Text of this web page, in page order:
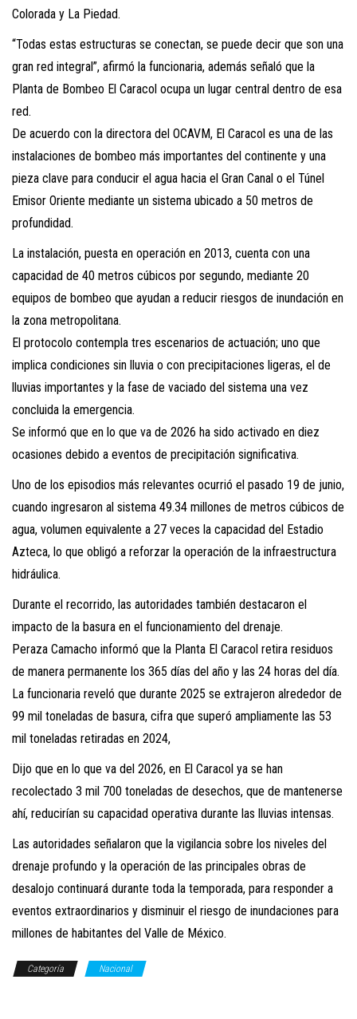
Colorada y La Piedad.
“Todas estas estructuras se conectan, se puede decir que son una
gran red integral”, afirmó la funcionaria, además señaló que la
Planta de Bombeo El Caracol ocupa un lugar central dentro de esa
red.
De acuerdo con la directora del OCAVM, El Caracol es una de las
instalaciones de bombeo más importantes del continente y una
pieza clave para conducir el agua hacia el Gran Canal o el Túnel
Emisor Oriente mediante un sistema ubicado a 50 metros de
profundidad.
La instalación, puesta en operación en 2013, cuenta con una
capacidad de 40 metros cúbicos por segundo, mediante 20
equipos de bombeo que ayudan a reducir riesgos de inundación en
la zona metropolitana.
El protocolo contempla tres escenarios de actuación; uno que
implica condiciones sin lluvia o con precipitaciones ligeras, el de
lluvias importantes y la fase de vaciado del sistema una vez
concluida la emergencia.
Se informó que en lo que va de 2026 ha sido activado en diez
ocasiones debido a eventos de precipitación significativa.
Uno de los episodios más relevantes ocurrió el pasado 19 de junio,
cuando ingresaron al sistema 49.34 millones de metros cúbicos de
agua, volumen equivalente a 27 veces la capacidad del Estadio
Azteca, lo que obligó a reforzar la operación de la infraestructura
hidráulica.
Durante el recorrido, las autoridades también destacaron el
impacto de la basura en el funcionamiento del drenaje.
Peraza Camacho informó que la Planta El Caracol retira residuos
de manera permanente los 365 días del año y las 24 horas del día.
La funcionaria reveló que durante 2025 se extrajeron alrededor de
99 mil toneladas de basura, cifra que superó ampliamente las 53
mil toneladas retiradas en 2024,
Dijo que en lo que va del 2026, en El Caracol ya se han
recolectado 3 mil 700 toneladas de desechos, que de mantenerse
ahí, reducirían su capacidad operativa durante las lluvias intensas.
Las autoridades señalaron que la vigilancia sobre los niveles del
drenaje profundo y la operación de las principales obras de
desalojo continuará durante toda la temporada, para responder a
eventos extraordinarios y disminuir el riesgo de inundaciones para
millones de habitantes del Valle de México.
Categoría Nacional